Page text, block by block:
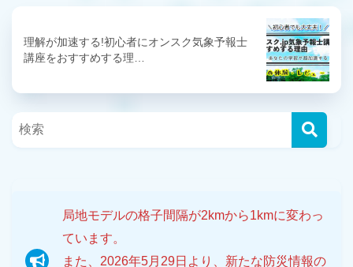
理解が加速する!初心者にオンスク気象予報士
講座をおすすめする理…
局地モデルの格子間隔が2kmから1kmに変わっ
ています。
また、2026年5月29日より、新たな防災情報の